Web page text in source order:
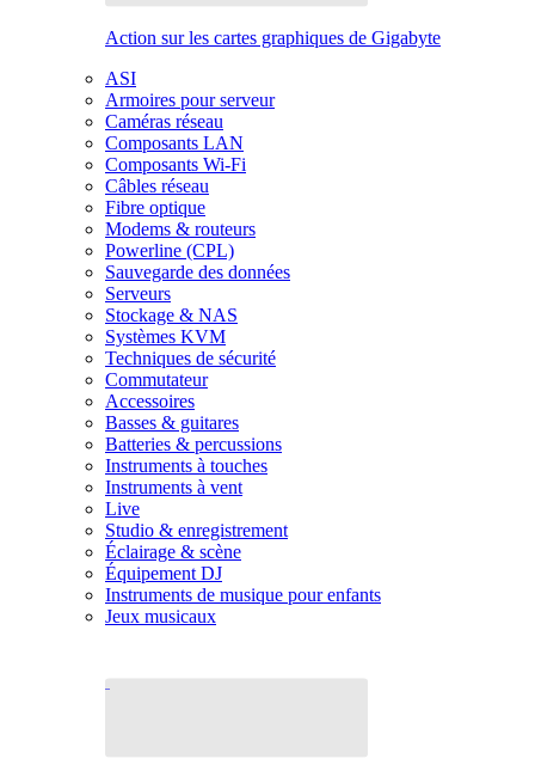
Action sur les cartes graphiques de Gigabyte
ASI
Armoires pour serveur
Caméras réseau
Composants LAN
Composants Wi-Fi
Câbles réseau
Fibre optique
Modems & routeurs
Powerline (CPL)
Sauvegarde des données
Serveurs
Stockage & NAS
Systèmes KVM
Techniques de sécurité
Commutateur
Accessoires
Basses & guitares
Batteries & percussions
Instruments à touches
Instruments à vent
Live
Studio & enregistrement
Éclairage & scène
Équipement DJ
Instruments de musique pour enfants
Jeux musicaux